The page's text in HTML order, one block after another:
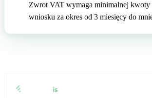
Zwrot VAT wymaga minimalnej kwoty
wniosku za okres od 3 miesięcy do